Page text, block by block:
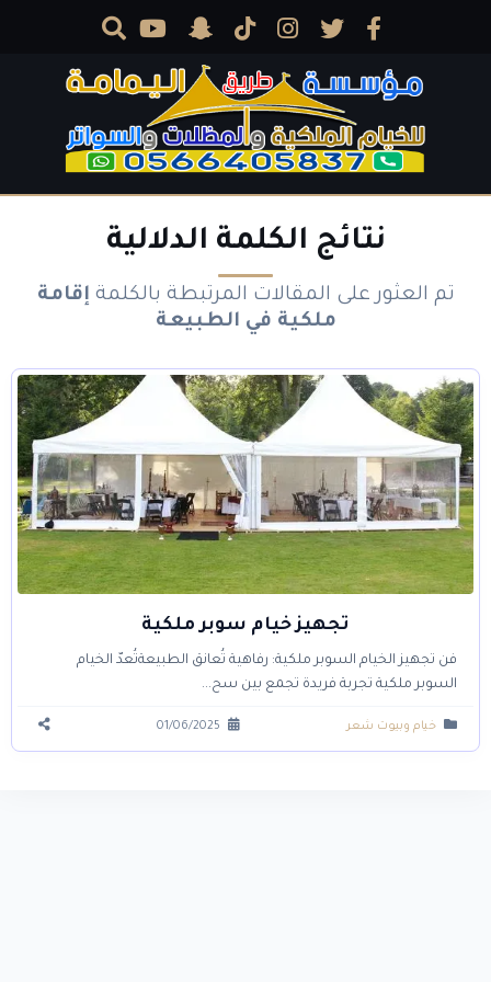
نتائج الكلمة الدلالية
تم العثور على المقالات المرتبطة بالكلمة إقامة
ملكية في الطبيعة
تجهيز خيام سوبر ملكية
فن تجهيز الخيام السوبر ملكية: رفاهية تُعانق الطبيعةتُعدّ الخيام
السوبر ملكية تجربة فريدة تجمع بين سح...
خيام وبيوت شعر